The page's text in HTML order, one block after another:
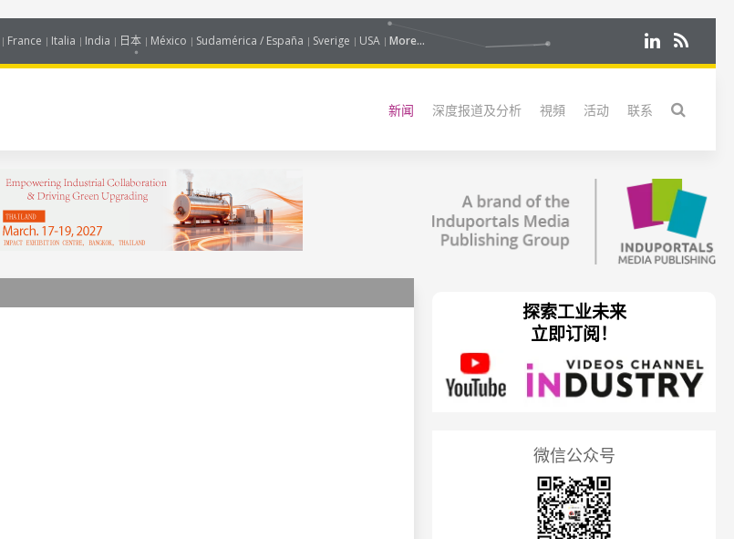
France Italia India 日本 México Sudamérica / España Sverige USA More...
新闻 深度报道及分析 視頻 活动 联系
探索工业未来
立即订阅！
微信公众号